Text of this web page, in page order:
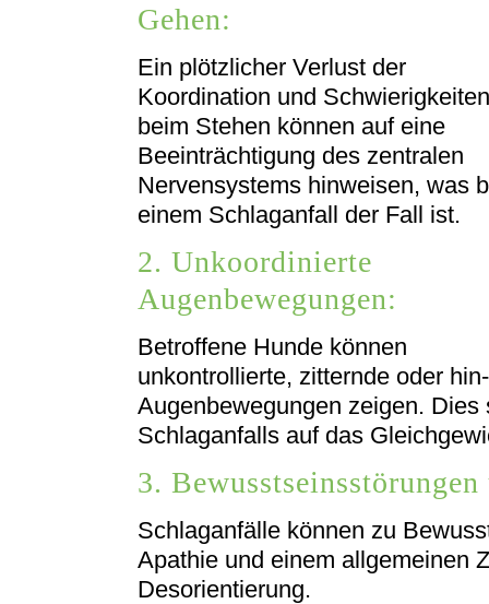
Gehen:
Ein plötzlicher Verlust der
Koordination und Schwierigkeiten
beim Stehen können auf eine
Beeinträchtigung des zentralen
Nervensystems hinweisen, was
einem Schlaganfall der Fall ist.
2. Unkoordinierte
Augenbewegungen:
Betroffene Hunde können
unkontrollierte, zitternde oder
Augenbewegungen zeigen.
Schlaganfalls auf das
3.
Schlaganfälle können zu
Apathie und einem allgemeinen
Desorientierung.